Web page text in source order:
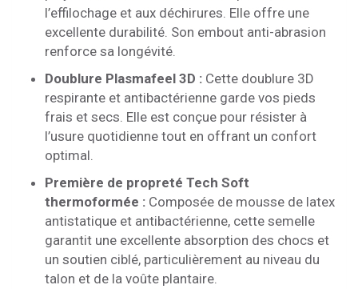
l’effilochage et aux déchirures. Elle offre une
excellente durabilité. Son embout anti-abrasion
renforce sa longévité.
Doublure Plasmafeel 3D : Cette doublure 3D
respirante et antibactérienne garde vos pieds
frais et secs. Elle est conçue pour résister à
l’usure quotidienne tout en offrant un confort
optimal.
Première de propreté Tech Soft
thermoformée : Composée de mousse de latex
antistatique et antibactérienne, cette semelle
garantit une excellente absorption des chocs et
un soutien ciblé, particulièrement au niveau du
talon et de la voûte plantaire.